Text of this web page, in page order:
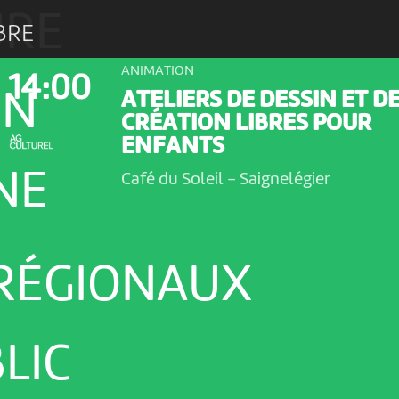
14:00 ANIMATION
ATELIERS DE DESSIN ET
CRÉATION LIBRES POUR
ENFANTS
Café du Soleil - Saignelégier